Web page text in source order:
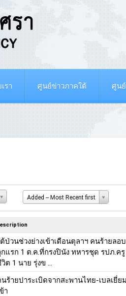
รา ศูนย์ข่าวภาคใต้ ศูน
Added -- Most Recent first
ป่วนช่วงย่างเข้าเดือนตุลาฯ คนร้ายลอ
แรก 1 ต.ค.ที่กรงปินัง ทหารชุด รปภ.ค
ต 1 นาย รุ่งข ...
ร้ายปาระเบิดจากสะพานไทย-เบลเยี่
า